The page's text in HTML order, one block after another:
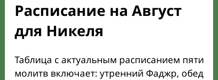
Расписание на Август
для Никеля
Таблица с актуальным расписанием пяти
молитв включает: утренний Фаджр,